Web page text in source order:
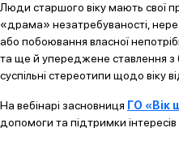
Люди старшого віку мають свої
«драма» незатребуваності,
або побоювання власної
та ще й упереджене ставлення з
суспільні стереотипи щодо віку
На вебінарі засновниця ГО «Вік
допомоги та підтримки інтересів